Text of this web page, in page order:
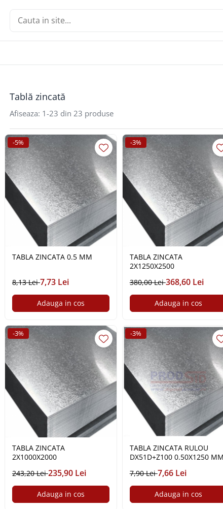
Tablă zincată
Afiseaza: 1-23 din 23 produse
-5%
TABLA ZINCATA 0.5 MM
8,13 Lei7,73 Lei
Adauga in cos
-3%
TABLA ZINCATA
2X1250X2500
380,00 Lei368,60 Lei
Adauga in cos
-3%
TABLA ZINCATA
2X1000X2000
243,20 Lei235,90 Lei
Adauga in cos
-3%
TABLA ZINCATA RULOU
DX51D+Z100 0.50X1250 MM
7,90 Lei7,66 Lei
Adauga in cos